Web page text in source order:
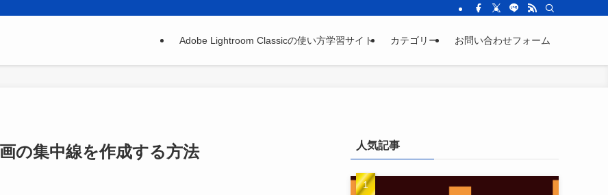
Adobe Lightroom Classicの使い方学習サイト カテゴリー お問い合わせフォーム
の集中線を作成する方法 人気記事